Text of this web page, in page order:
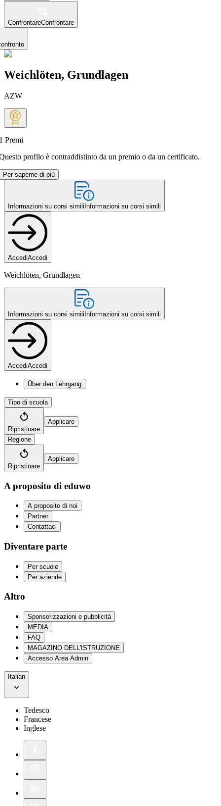
ConfrontareConfrontare
Weichlöten, Grundlagen
AZW
Premi
profilo è contraddistinto da un premio o da un certificato.
Per saperne di più
Informazioni su corsi simili Informazioni su corsi simili
AccediAccedi
Weichlöten, Grundlagen
Informazioni su corsi simili Informazioni su corsi simili
AccediAccedi
Über den Lehrgang
Tipo di scuola
Ripristinare
Applicare
Regione
Ripristinare
Applicare
A proposito di eduwo
A proposito di noi
Partner
Contattaci
Diventare parte
Per scuole
Per aziende
Altro
Sponsorizzazioni e pubblicità
MEDIA
FAQ
MAGAZINO DELL'ISTRUZIONE
Accesso Area Admin
Italian
Tedesco
Francese
Inglese